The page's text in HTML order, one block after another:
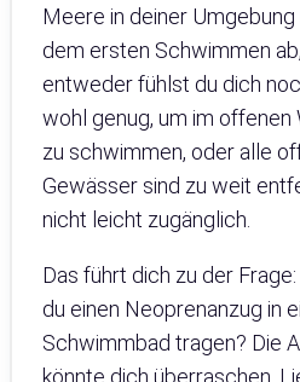
Meere in deiner Umgebung
dem ersten Schwimmen
entweder fühlst du dich
wohl genug, um im offenen
zu schwimmen, oder alle
Gewässer sind zu weit
nicht leicht zugänglich.
Das führt dich zu der
du einen Neoprenanzug in
Schwimmbad tragen? Die
könnte dich überraschen.